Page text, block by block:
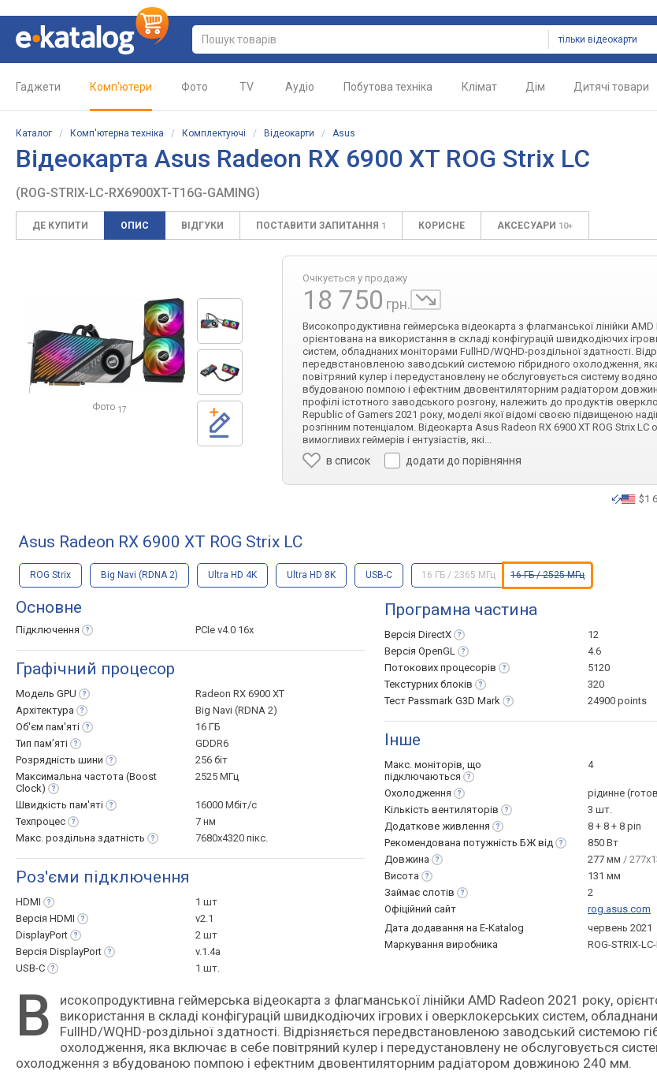
тільки відеокарти
Гаджети Комп'ютери Фото TV Аудіо Побутова техніка Клімат Дім Дитячі товари
Каталог / Комп'ютерна техніка / Комплектуючі / Відеокарти / Asus
Відеокарта Asus Radeon RX 6900 XT ROG Strix LC
(ROG-STRIX-LC-RX6900XT-T16G-GAMING)
ДЕ КУПИТИ ОПИС ВІДГУКИ ПОСТАВИТИ ЗАПИТАННЯ 1 КОРИСНЕ АКСЕСУАРИ 10+
Фото 17
Очікується у продажу
18 750 грн.
Високопродуктивна геймерська відеокарта з флагманської лінійки
орієнтована на використання в складі конфігурацій швидкодіючих
систем, обладнаних моніторами FullHD/WQHD-роздільної здатності.
передвстановленою заводський системою гібридного охолодження,
повітряний кулер і передустановлену не обслуговується систему
вбудованою помпою і ефектним двовентиляторним радіатором
профілі істотного заводського розгону, належить до продуктів
Republic of Gamers 2021 року, моделі якої відомі своєю підвищеною
розгінним потенціалом. Відеокарта Asus Radeon RX 6900 XT ROG Strix LC
вимогливих геймерів і ентузіастів, які...
в список додати до порівняння
$1
Asus Radeon RX 6900 XT ROG Strix LC
ROG Strix Big Navi (RDNA 2) Ultra HD 4K Ultra HD 8K USB-C 16 ГБ / 2365 МГц 16 ГБ / 2525 МГц
Основне
Підключення PCIe v4.0 16x
Графічний процесор
Модель GPU
Radeon RX 6900 XT
Архітектура
Big Navi (RDNA 2)
Об'єм пам'яті
16 ГБ
Тип пам’яті
GDDR6
Розрядність шини
256 біт
Максимальна частота (Boost
Clock)
2525 МГц
Швидкість пам'яті
16000 Мбіт/с
Техпроцес
7 нм
Макс. роздільна здатність 7680x4320 пікс.
Роз'єми підключення
HDMI
1 шт
Версія HDMI
v2.1
DisplayPort
2 шт
Версія DisplayPort
v.1.4a
USB-C
1 шт.
Програмна частина
Версія DirectX
12
Версія OpenGL
4.6
Потокових процесорів
5120
Текстурних блоків
320
Тест Passmark G3D Mark 24900 points
Інше
Макс. моніторів, що
підключаються
4
Охолодження
рідинне
Кількість вентиляторів
3 шт.
Додаткове живлення
8 + 8 + 8 pin
Рекомендована потужність БЖ від
850 Вт
Довжина
277 мм /
Висота
131 мм
Займає слотів
2
Офіційний сайт
rog.asus.com
Дата додавання на E-Katalog
червень 2021
Маркування виробника
ROG-STRIX-
В
исокопродуктивна геймерська відеокарта з флагманської лінійки AMD Radeon 2021 року, орієнтована на
використання в складі конфігурацій швидкодіючих ігрових і оверклокерських систем,
FullHD/WQHD-роздільної здатності. Відрізняється передвстановленою заводський системою
охолодження, яка включає в себе повітряний кулер і передустановлену не обслуговується
охолодження з вбудованою помпою і ефектним двовентиляторним радіатором довжиною 240 мм.